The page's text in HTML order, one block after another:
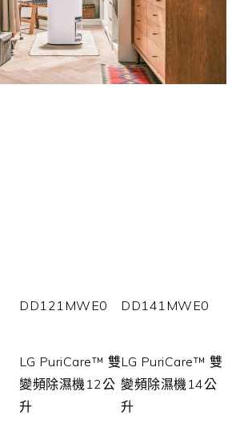
DD121MWE0 DD141MWE0
LG PuriCare™ 雙
變頻除濕機12公
升
LG PuriCare™ 雙
變頻除濕機14公
升